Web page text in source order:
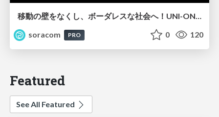
移動の壁をなくし、ボーダレスな社会へ！UNI-ONE開発秘話と実践【SORACOM Discovery 2026】
soracom
PRO 0 120
Featured
See All Featured